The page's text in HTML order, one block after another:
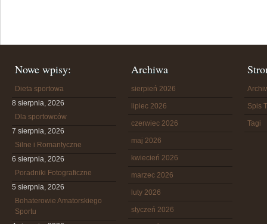
Nowe wpisy:
Dieta sportowa
8 sierpnia, 2026
Dla sportowców
7 sierpnia, 2026
Silne i Romantyczne
6 sierpnia, 2026
Poradniki Fotograficzne
5 sierpnia, 2026
Bohaterowie Amatorskiego
Sportu
Archiwa
sierpień 2026
lipiec 2026
czerwiec 2026
maj 2026
kwiecień 2026
marzec 2026
luty 2026
styczeń 2026
Spis
Tagi